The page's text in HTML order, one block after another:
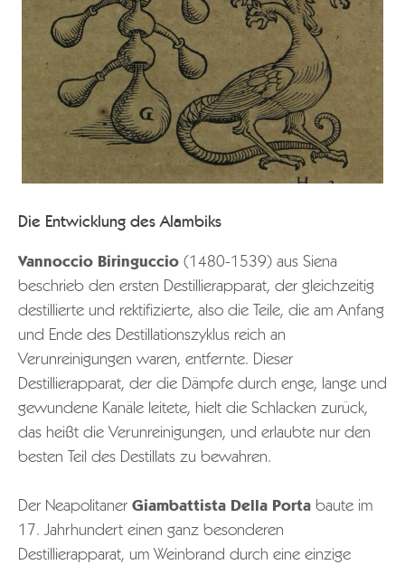
Die Entwicklung des Alambiks
Vannoccio Biringuccio (1480-1539) aus Siena
beschrieb den ersten Destillierapparat, der gleichzeitig
destillierte und rektifizierte, also die Teile, die am Anfang
und Ende des Destillationszyklus reich an
Verunreinigungen waren, entfernte. Dieser
Destillierapparat, der die Dämpfe durch enge, lange und
gewundene Kanäle leitete, hielt die Schlacken zurück,
das heißt die Verunreinigungen, und erlaubte nur den
besten Teil des Destillats zu bewahren.
Der Neapolitaner Giambattista Della Porta baute im
17. Jahrhundert einen ganz besonderen
Destillierapparat, um Weinbrand durch eine einzige